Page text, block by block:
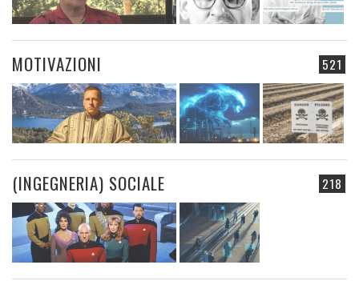
521
MOTIVAZIONI
218
(INGEGNERIA) SOCIALE